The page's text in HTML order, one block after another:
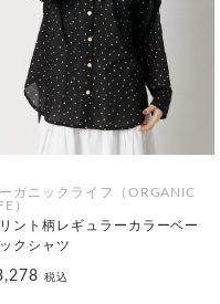
ガニックライフ（ORGANIC
）
ント柄レギュラーカラーベー
クシャツ
税込